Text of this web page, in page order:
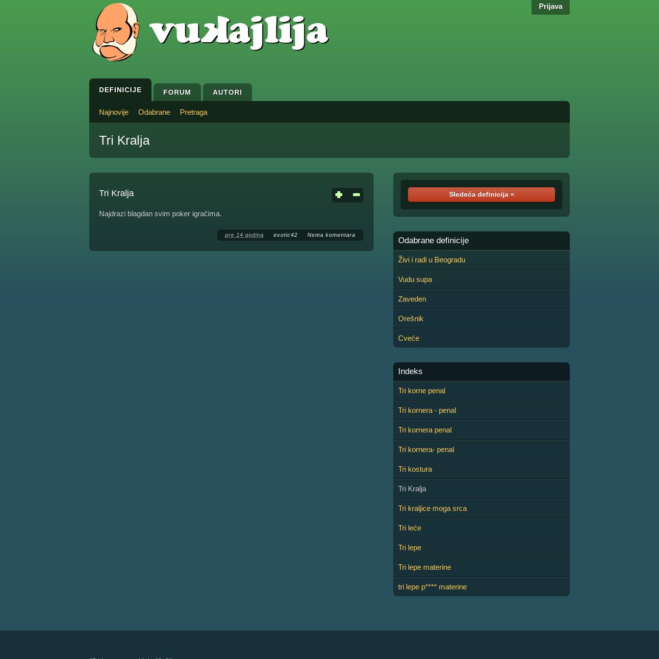
Prijava
DEFINICIJE FORUM AUTORI
Najnovije Odabrane Pretraga
Tri Kralja
Tri Kralja
Najdrazi blagdan svim poker igračima.
pre 14 godina exotic42 Nema komentara
Sledeća definicija »
Odabrane definicije
Živi i radi u Beogradu
Vudu supa
Zaveden
Orešnik
Cveće
Indeks
Tri korne penal
Tri kornera - penal
Tri kornera penal
Tri kornera- penal
Tri kostura
Tri Kralja
Tri kraljice moga srca
Tri leće
Tri lepe
Tri lepe materine
tri lepe p**** materine